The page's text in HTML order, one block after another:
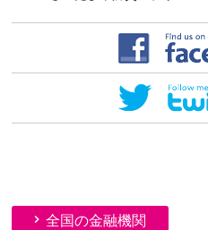
全国の金融機関